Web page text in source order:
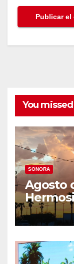
You missed
SONORA
Agosto